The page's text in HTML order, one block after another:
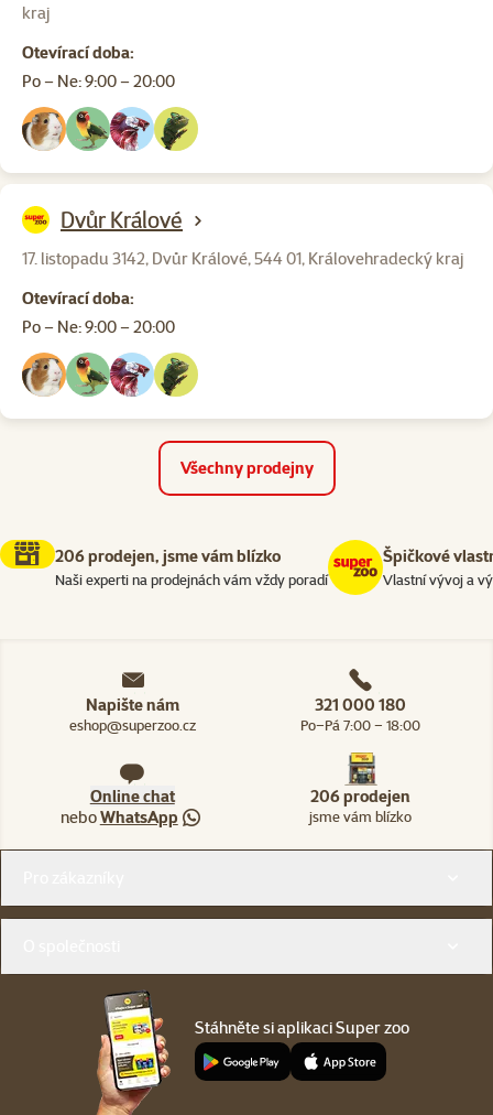
kraj
Otevírací doba:
Po – Ne: 9:00 – 20:00
Dvůr Králové
17. listopadu 3142, Dvůr Králové, 544 01, Královehradecký kraj
Otevírací doba:
Po – Ne: 9:00 – 20:00
Všechny prodejny
206 prodejen, jsme vám blízko
Naši experti na prodejnách vám vždy poradí
Špičkové
Vlastní vývoj a
Napište nám
eshop@superzoo.cz
321 000 180
Po–Pá 7:00 – 18:00
Online chat
neboWhatsApp
206 prodejen
jsme vám blízko
Stáhněte si aplikaci Super zoo